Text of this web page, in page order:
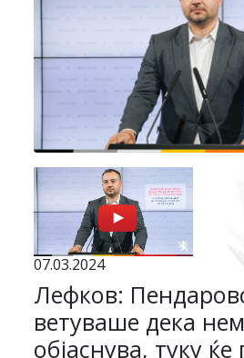
07.03.2024
Лефков:
ветуваше дека
објаснува, туку